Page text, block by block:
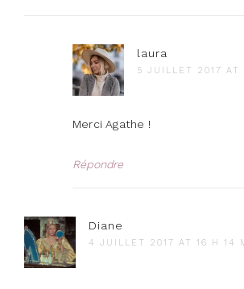
laura
5 JUILLET 2017 AT
Merci Agathe !
Répondre
Diane
4 JUILLET 2017 AT 16 H 14